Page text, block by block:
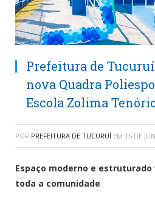
Prefeitura de
nova Quadra
Escola Zolima
POR PREFEITURA DE TUCURUÍ EM 16 DE
Espaço moderno e
toda a comunidade